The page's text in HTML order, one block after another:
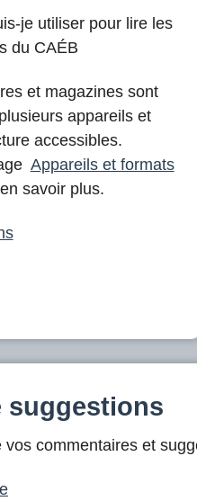
je utiliser pour lire les
du CAÉB
et magazines sont
appareils et
accessibles.
Appareils et formats
savoir plus.
vos commentaires et